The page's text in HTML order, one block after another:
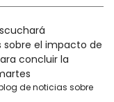
sobre el impacto de
concluir la
de noticias sobre